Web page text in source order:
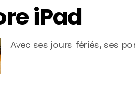
iPad
Avec ses jours fériés, ses